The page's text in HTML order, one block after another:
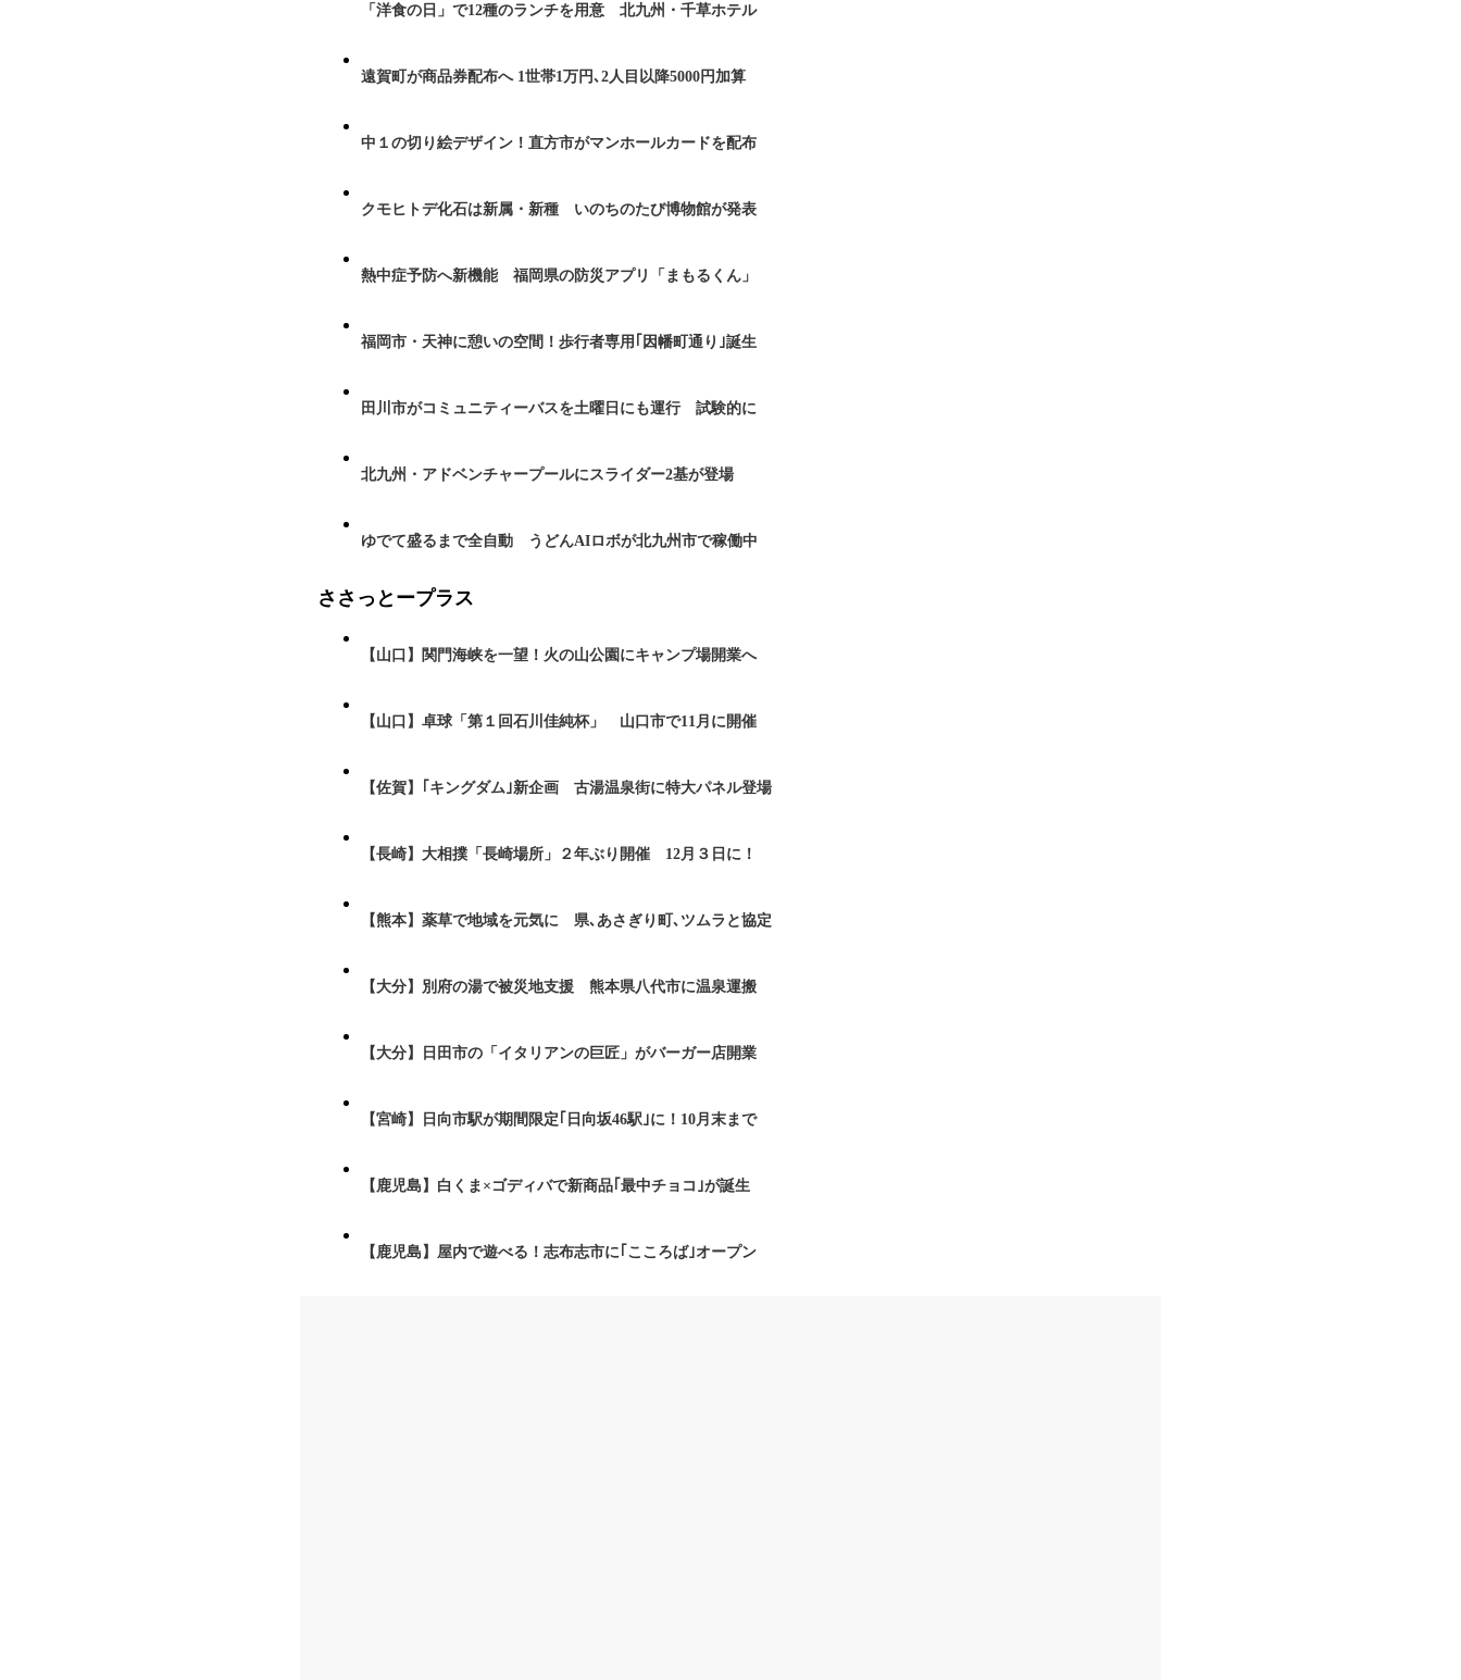
「洋食の日」で12種のランチを用意 北九州・千草ホテル
遠賀町が商品券配布へ 1世帯1万円､2人目以降5000円加算
中１の切り絵デザイン！直方市がマンホールカードを配布
クモヒトデ化石は新属・新種 いのちのたび博物館が発表
熱中症予防へ新機能 福岡県の防災アプリ「まもるくん」
福岡市・天神に憩いの空間！歩行者専用｢因幡町通り｣誕生
田川市がコミュニティーバスを土曜日にも運行 試験的に
北九州・アドベンチャープールにスライダー2基が登場
ゆでて盛るまで全自動 うどんAIロボが北九州市で稼働中
ささっとープラス
【山口】関門海峡を一望！火の山公園にキャンプ場開業へ
【山口】卓球「第１回石川佳純杯」 山口市で11月に開催
【佐賀】｢キングダム｣新企画 古湯温泉街に特大パネル登場
【長崎】大相撲「長崎場所」２年ぶり開催 12月３日に！
【熊本】薬草で地域を元気に 県､あさぎり町､ツムラと協定
【大分】別府の湯で被災地支援 熊本県八代市に温泉運搬
【大分】日田市の「イタリアンの巨匠」がバーガー店開業
【宮崎】日向市駅が期間限定｢日向坂46駅｣に！10月末まで
【鹿児島】白くま×ゴディバで新商品｢最中チョコ｣が誕生
【鹿児島】屋内で遊べる！志布志市に｢こころば｣オープン